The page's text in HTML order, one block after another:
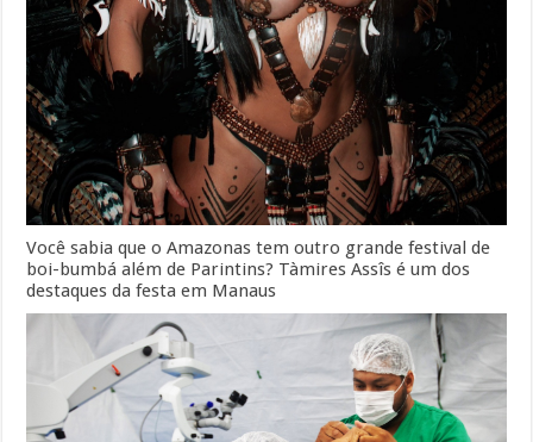
Você sabia que o Amazonas tem outro grande festival de
boi-bumbá além de Parintins? Tàmires Assîs é um dos
destaques da festa em Manaus